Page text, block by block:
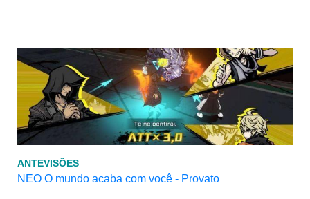
ANTEVISÕES
NEO O mundo acaba com você - Provato